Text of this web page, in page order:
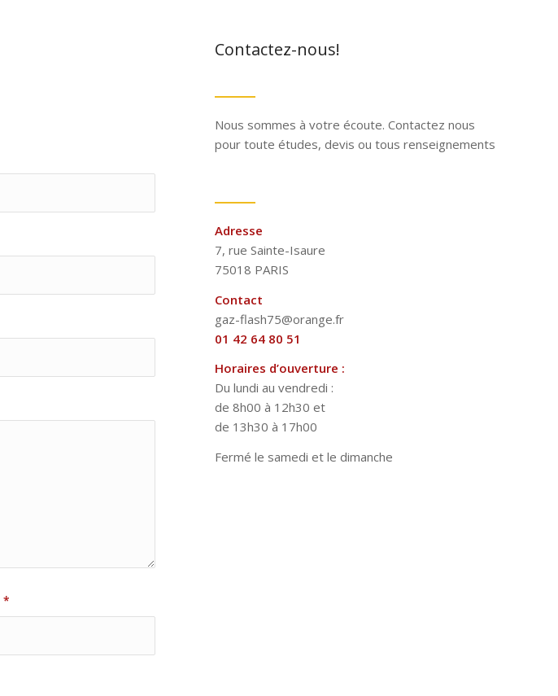
*
Contactez-nous!
Nous sommes à votre écoute. Contactez nous
pour toute études, devis ou tous renseignements
Adresse
7, rue Sainte-Isaure
75018 PARIS
Contact
gaz-flash75@orange.fr
01 42 64 80 51
Horaires d’ouverture :
Du lundi au vendredi :
de 8h00 à 12h30 et
de 13h30 à 17h00
Fermé le samedi et le dimanche